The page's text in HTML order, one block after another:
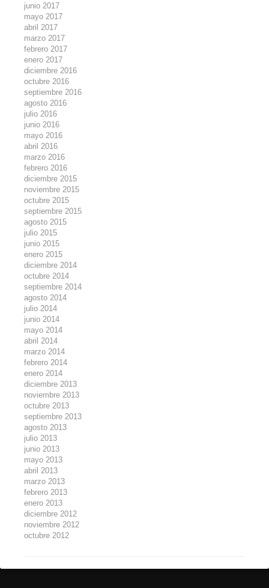
junio 2017
mayo 2017
abril 2017
marzo 2017
febrero 2017
enero 2017
diciembre 2016
octubre 2016
septiembre 2016
agosto 2016
julio 2016
junio 2016
mayo 2016
abril 2016
marzo 2016
febrero 2016
diciembre 2015
noviembre 2015
octubre 2015
septiembre 2015
agosto 2015
julio 2015
junio 2015
enero 2015
diciembre 2014
octubre 2014
septiembre 2014
agosto 2014
julio 2014
junio 2014
mayo 2014
abril 2014
marzo 2014
febrero 2014
enero 2014
diciembre 2013
noviembre 2013
octubre 2013
septiembre 2013
agosto 2013
julio 2013
junio 2013
mayo 2013
abril 2013
marzo 2013
febrero 2013
enero 2013
diciembre 2012
noviembre 2012
octubre 2012